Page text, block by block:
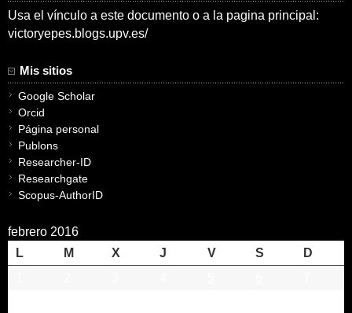
Usa el vínculo a este documento o a la pagina principal:
victoryepes.blogs.upv.es/
Mis sitios
Google Scholar
Orcid
Página personal
Publons
Researcher-ID
Researchgate
Scopus-AuthorID
febrero 2016
L
M X J V S
D